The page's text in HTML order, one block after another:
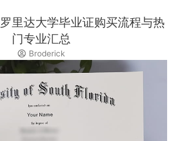
里达大学毕业证购买流程与热
门专业汇总
Broderick